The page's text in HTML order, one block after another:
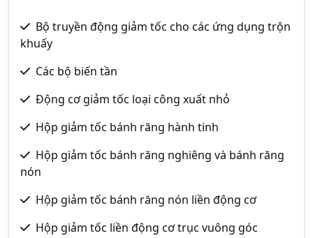
Bộ truyền động giảm tốc cho các ứng dụng trộn
khuấy
Các bộ biến tần
Động cơ giảm tốc loại công xuất nhỏ
Hộp giảm tốc bánh răng hành tinh
Hộp giảm tốc bánh răng nghiêng và bánh răng
nón
Hộp giảm tốc bánh răng nón liền động cơ
Hộp giảm tốc liền động cơ trục vuông góc